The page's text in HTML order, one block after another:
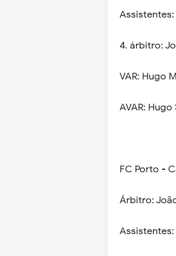
Assistentes:
4. árbitro:
VAR: Hugo
AVAR: Hugo
FC Porto -
Árbitro:
Assistentes: